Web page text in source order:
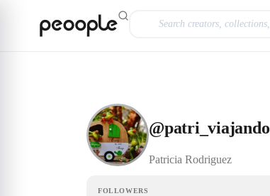
@patri_viajando
Patricia Rodriguez
FOLLOWERS